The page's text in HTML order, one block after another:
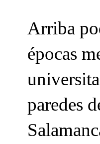
Arriba
épocas
paredes